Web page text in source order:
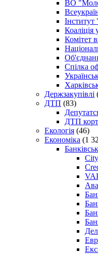
ВО
Інститут
Коаліція
Комітет
Спілка
Держзакупівлі
ДТП (83)
ДТП
Екологія (46)
Економіка (1